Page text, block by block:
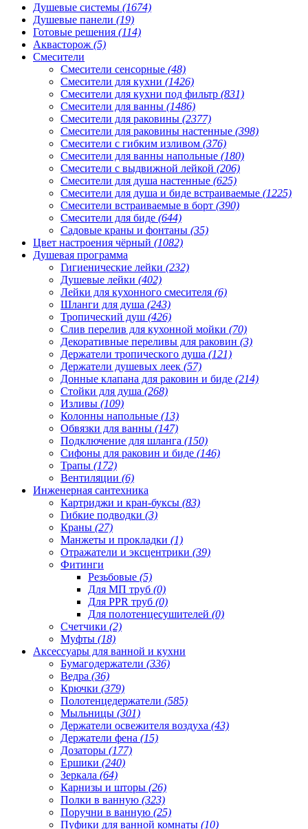
Душевые системы (1674)
Душевые панели (19)
Готовые решения (114)
Аквасторож (5)
Смесители
Смесители сенсорные (48)
Смесители для кухни (1426)
Смесители для кухни под фильтр (831)
Смесители для ванны (1486)
Смесители для раковины (2377)
Смесители для раковины настенные (398)
Смесители с гибким изливом (376)
Смесители для ванны напольные (180)
Смесители с выдвижной лейкой (206)
Смесители для душа настенные (625)
Смесители для душа и биде встраиваемые (1225)
Смесители встраиваемые в борт (390)
Смесители для биде (644)
Садовые краны и фонтаны (35)
Цвет настроения чёрный (1082)
Душевая программа
Гигиенические лейки (232)
Душевые лейки (402)
Лейки для кухонного смесителя (6)
Шланги для душа (243)
Тропический душ (426)
Слив перелив для кухонной мойки (70)
Декоративные переливы для раковин (3)
Держатели тропического душа (121)
Держатели душевых леек (57)
Донные клапана для раковин и биде (214)
Стойки для душа (268)
Изливы (109)
Колонны напольные (13)
Обвязки для ванны (147)
Подключение для шланга (150)
Сифоны для раковин и биде (146)
Трапы (172)
Вентиляции (6)
Инженерная сантехника
Картриджи и кран-буксы (83)
Гибкие подводки (3)
Краны (27)
Манжеты и прокладки (1)
Отражатели и эксцентрики (39)
Фитинги
Резьбовые (5)
Для МП труб (0)
Для PPR труб (0)
Для полотенцесушителей (0)
Счетчики (2)
Муфты (18)
Аксессуары для ванной и кухни
Бумагодержатели (336)
Ведра (36)
Крючки (379)
Полотенцедержатели (585)
Мыльницы (301)
Держатели освежителя воздуха (43)
Держатели фена (15)
Дозаторы (177)
Ершики (240)
Зеркала (64)
Карнизы и шторы (26)
Полки в ванную (323)
Поручни в ванную (25)
Пуфики для ванной комнаты (10)